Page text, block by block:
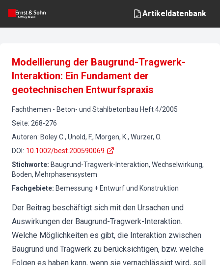
Artikeldatenbank
Modellierung der Baugrund-Tragwerk-
Interaktion: Ein Fundament der
geotechnischen Entwurfspraxis
Fachthemen - Beton- und Stahlbetonbau Heft4/2005
Seite: 268-276
Autoren: Boley C., Unold, F., Morgen, K., Wurzer, O.
DOI : 10.1002/best.200590069
Stichworte: Baugrund-Tragwerk-Interaktion, Wechselwirkung,
Boden, Mehrphasensystem
Fachgebiete: Bemessung + Entwurf und Konstruktion
Der Beitrag beschäftigt sich mit den Ursachen und
Auswirkungen der Baugrund-Tragwerk-Interaktion.
Welche Möglichkeiten es gibt, die Interaktion zwischen
Baugrund und Tragwerk zu berücksichtigen, bzw. welche
Folgen es haben kann, wenn sie vernachlässigt wird, soll